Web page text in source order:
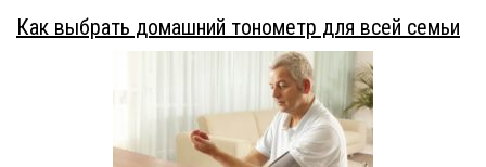
Как выбрать домашний тонометр для всей семьи